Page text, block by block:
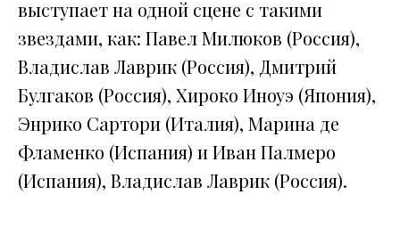
выступает на одной сцене с такими
звездами, как: Павел Милюков (Россия),
Владислав Лаврик (Россия), Дмитрий
Булгаков (Россия), Хироко Иноуэ (Япония),
Энрико Сартори (Италия), Марина де
Фламенко (Испания) и Иван Палмеро
(Испания), Владислав Лаврик (Россия).